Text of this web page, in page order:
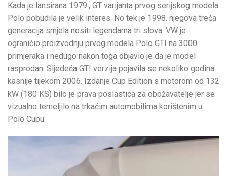
Kada je lansirana 1979., GT varijanta prvog serijskog modela
Polo pobudila je velik interes. No tek je 1998. njegova treća
generacija smjela nositi legendarna tri slova. VW je
ograničio proizvodnju prvog modela Polo GTI na 3000
primjeraka i nedugo nakon toga objavio je da je model
rasprodan. Sljedeća GTI verzija pojavila se nekoliko godina
kasnije tijekom 2006. Izdanje Cup Edition s motorom od 132
kW (180 KS) bilo je prava poslastica za obožavatelje jer se
vizualno temeljilo na trkaćim automobilima korištenim u
Polo Cupu.